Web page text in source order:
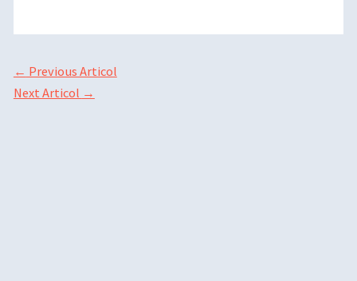
← Previous Articol
Next Articol →